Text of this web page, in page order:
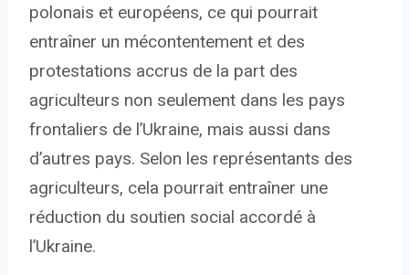
polonais et européens, ce qui pourrait
entraîner un mécontentement et des
protestations accrus de la part des
agriculteurs non seulement dans les pays
frontaliers de l’Ukraine, mais aussi dans
d’autres pays. Selon les représentants des
agriculteurs, cela pourrait entraîner une
réduction du soutien social accordé à
l’Ukraine.